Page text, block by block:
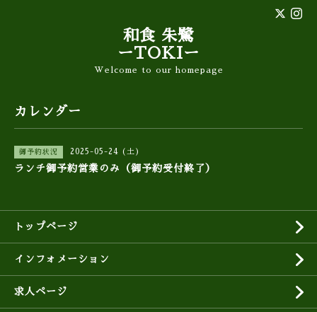
和食 朱鷺
ーTOKIー
Welcome to our homepage
カレンダー
御予約状況 2025-05-24 (土)
ランチ御予約営業のみ（御予約受付終了）
トップページ
インフォメーション
求人ページ